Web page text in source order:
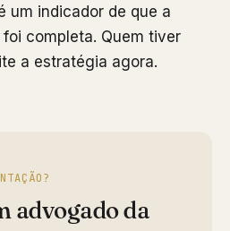
um indicador de que a
completa. Quem tiver
a estratégia agora.
advogado da